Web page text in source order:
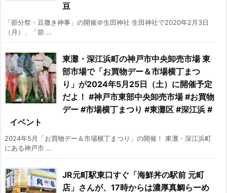
豆
「節分祭・豆撒き神事」の開催＠生田神社 生田神社で2020年2月3日
（月）、「節 ...
東灘・深江浜町の神戸市中央卸売市場 東
部市場で「お買物デー＆市場横丁まつ
り」が2024年5月25日（土）に開催予定
だよ！ #神戸市東部中央卸売市場 #お買物
デー #市場横丁まつり #東灘区 #深江浜 #
イベント
2024年5月「お買物デー＆市場横丁まつり」の開催！ 東灘・深江浜町
にある神戸市 ...
JR元町駅東口すぐ「海鮮丼の駅前 元町
店」さんが、17時からは濃厚真鯛らーめ